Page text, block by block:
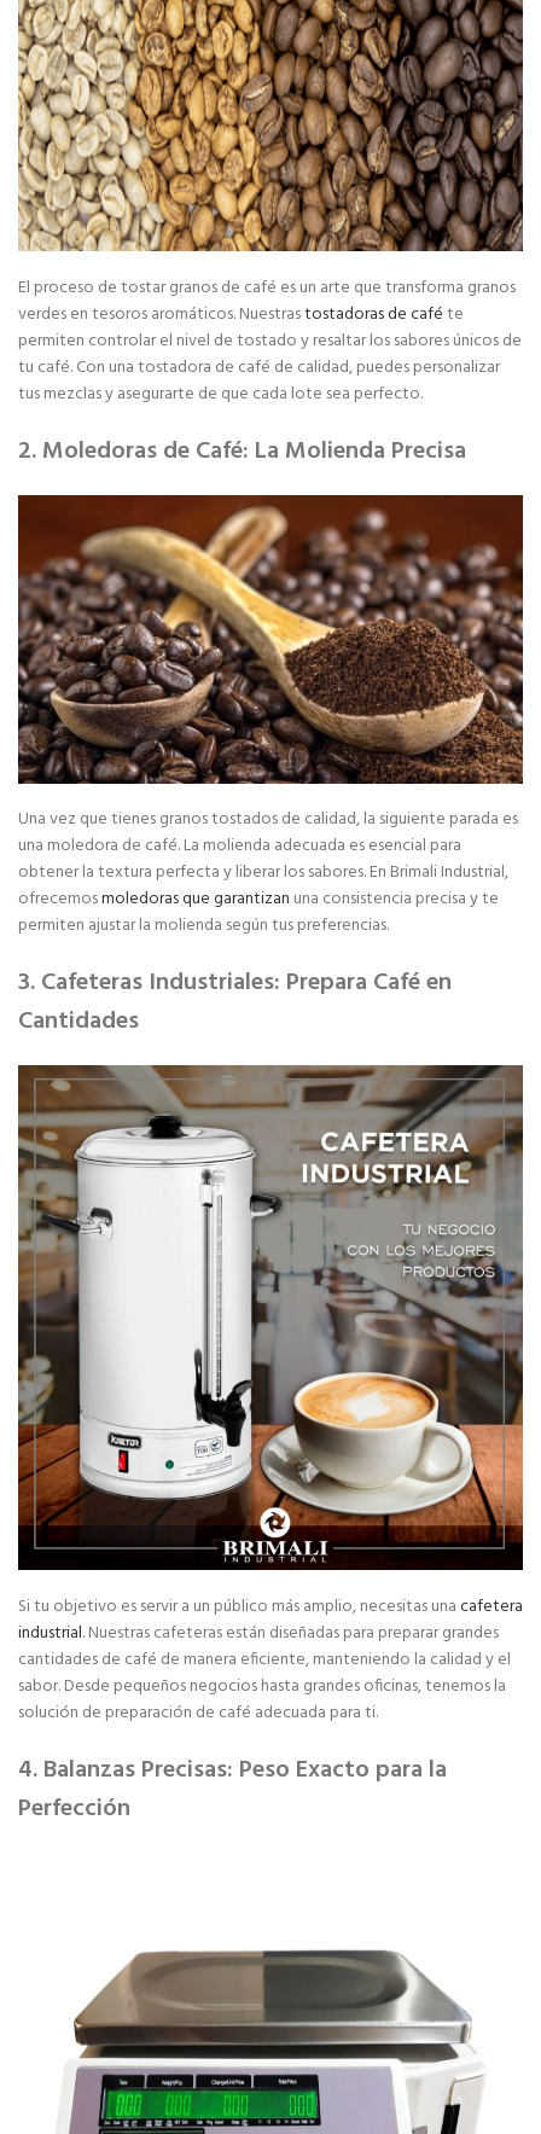
El proceso de tostar granos de café es un arte que transforma granos
verdes en tesoros aromáticos. Nuestrastostadoras de caféte
permiten controlar el nivel de tostado y resaltar los sabores únicos de
tu café. Con una tostadora de café de calidad, puedes personalizar
tus mezclas y asegurarte de que cada lote sea perfecto.
2. Moledoras de Café: La Molienda Precisa
Una vez que tienes granos tostados de calidad, la siguiente parada es
una moledora de café. La molienda adecuada es esencial para
obtener la textura perfecta y liberar los sabores. En Brimali Industrial,
ofrecemosmoledoras que garantizan una consistencia precisa y te
permiten ajustar la molienda según tus preferencias.
3. Cafeteras Industriales: Prepara Café en
Cantidades
Si tu objetivo es servir a un público más amplio, necesitas unacafetera
industrial. Nuestras cafeteras están diseñadas para preparar grandes
cantidades de café de manera eficiente, manteniendo la calidad y el
sabor. Desde pequeños negocios hasta grandes oficinas, tenemos la
solución de preparación de café adecuada para ti.
4. Balanzas Precisas: Peso Exacto para la
Perfección